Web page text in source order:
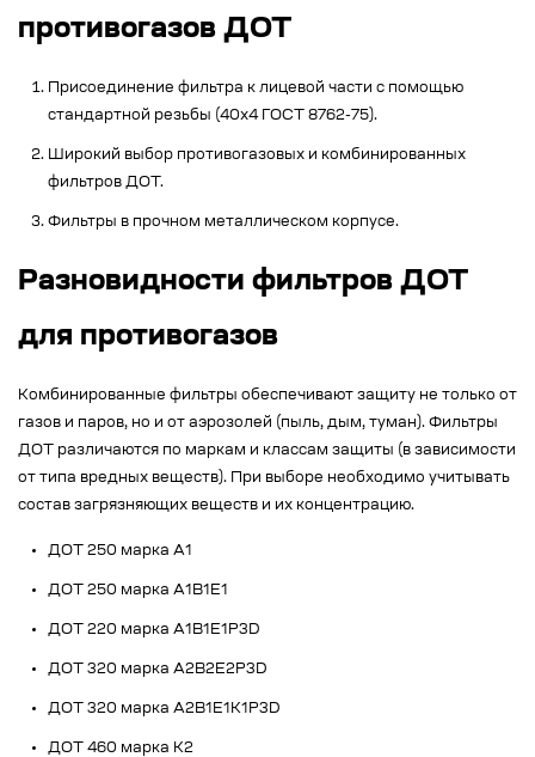
противогазов ДОТ
Присоединение фильтра к лицевой части с помощью
стандартной резьбы (40х4 ГОСТ 8762-75).
Широкий выбор противогазовых и комбинированных
фильтров ДОТ.
Фильтры в прочном металлическом корпусе.
Разновидности фильтров ДОТ
для противогазов
Комбинированные фильтры обеспечивают защиту не только от
газов и паров, но и от аэрозолей (пыль, дым, туман). Фильтры
ДОТ различаются по маркам и классам защиты (в зависимости
от типа вредных веществ). При выборе необходимо учитывать
состав загрязняющих веществ и их концентрацию.
ДОТ 250 марка А1
ДОТ 250 марка А1В1Е1
ДОТ 220 марка А1В1Е1Р3D
ДОТ 320 марка А2В2Е2Р3D
ДОТ 320 марка А2В1Е1К1Р3D
ДОТ 460 марка К2